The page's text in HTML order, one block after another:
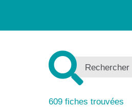
609fiches trouvées
−